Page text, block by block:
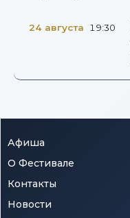
24 августа 19:30
Афиша
О Фестивале
Контакты
Новости